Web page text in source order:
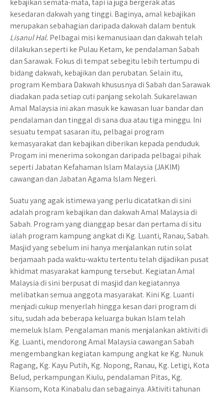
kebajikan semata-mata, tapi ia juga bergerak atas
kesedaran dakwah yang tinggi. Baginya, amal kebajikan
merupakan sebahagian daripada dakwah dalam bentuk
Lisanul Hal. Pelbagai misi kemanusiaan dan dakwah telah
dilakukan seperti ke Pulau Ketam, ke pendalaman Sabah
dan Sarawak. Fokus di tempat sebegitu lebih tertumpu di
bidang dakwah, kebajikan dan perubatan. Selain itu,
program Kembara Dakwah khususnya di Sabah dan Sarawak
diadakan pada setiap cuti panjang sekolah. Sukarelawan
Amal Malaysia ini akan masuk ke kawasan luar bandar dan
pendalaman dan tinggal di sana dua atau tiga minggu. Ini
sesuatu tempat sasaran itu, pelbagai program
kemasyarakat dan kebajikan diberikan kepada penduduk.
Progam ini menerima sokongan daripada pelbagai pihak
seperti Jabatan Kefahaman Islam Malaysia (JAKIM)
cawangan dan Jabatan Agama Islam Negeri.
Suatu yang agak istimewa yang perlu dicatatkan di sini
adalah program kebajikan dan dakwah Amal Malaysia di
Sabah. Program yang dianggap besar dan pertama di situ
ialah program kampung angkat di Kg. Luanti, Ranau, Sabah.
Masjid yang sebelum ini hanya menjalankan rutin solat
berjamaah pada waktu-waktu tertentu telah dijadikan pusat
khidmat masyarakat kampung tersebut. Kegiatan Amal
Malaysia di sini berpusat di masjid dan kegiatannya
melibatkan semua anggota masyarakat. Kini Kg. Luanti
menjadi cukup menyerlah hingga kesan dari program di
situ, sudah ada beberapa keluarga bukan Islam telah
memeluk Islam. Pengalaman manis menjalankan aktiviti di
Kg. Luanti, mendorong Amal Malaysia cawangan Sabah
mengembangkan kegiatan kampung angkat ke Kg. Nunuk
Ragang, Kg. Kayu Putih, Kg. Nopong, Ranau, Kg. Letigi, Kota
Belud, perkampungan Kiulu, pendalaman Pitas, Kg.
Kiansom, Kota Kinabalu dan sebagainya. Aktiviti tahunan